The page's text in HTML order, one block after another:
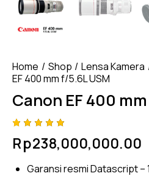
Home Shop Lensa Kamera
EF 400 mm f/5.6L USM
Canon EF 400
5.00out
of 5
on
Rp238,000,000.00
Garansi resmi Datascript –